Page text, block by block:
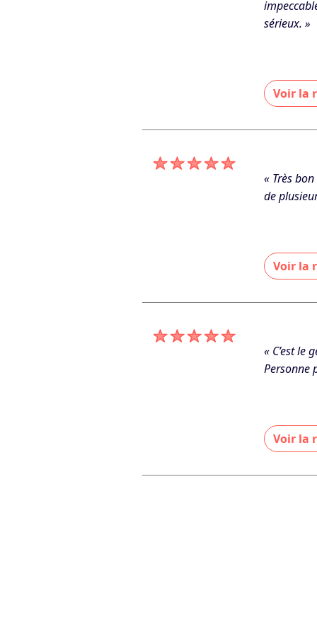
sérieux. »
Voir la
« Très
de
Voir la
d’autres
« C’est le
Personne
Voir la
répondre